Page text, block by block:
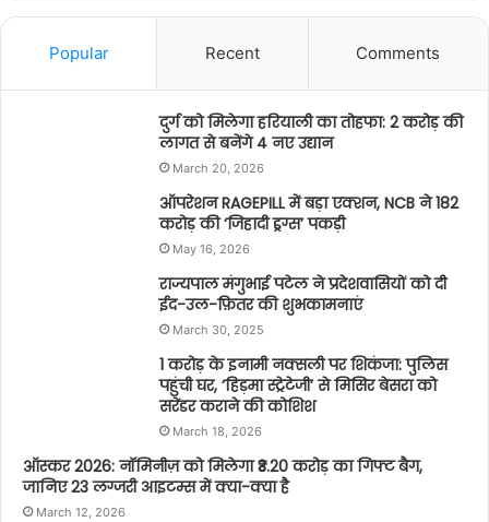
Popular Recent Comments
दुर्ग को मिलेगा हरियाली का तोहफा: 2 करोड़ की
लागत से बनेंगे 4 नए उद्यान
March 20, 2026
ऑपरेशन RAGEPILL में बड़ा एक्शन, NCB ने 182
करोड़ की ‘जिहादी ड्रग्स’ पकड़ी
May 16, 2026
राज्यपाल मंगुभाई पटेल ने प्रदेशवासियों को दी
ईद-उल-फ़ितर की शुभकामनाएं
March 30, 2025
1 करोड़ के इनामी नक्सली पर शिकंजा: पुलिस
पहुंची घर, ‘हिड़मा स्ट्रेटेजी’ से मिसिर बेसरा को
सरेंडर कराने की कोशिश
March 18, 2026
ऑस्कर 2026: नॉमिनीज़ को मिलेगा ₹3.20 करोड़ का गिफ्ट बैग,
जानिए 23 लग्जरी आइटम्स में क्या-क्या है
March 12, 2026